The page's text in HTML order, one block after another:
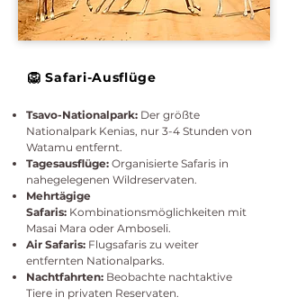
🦁 Safari-Ausflüge
Tsavo-Nationalpark: Der größte
Nationalpark Kenias, nur 3-4 Stunden von
Watamu entfernt.
Tagesausflüge: Organisierte Safaris in
nahegelegenen Wildreservaten.
Mehrtägige
Safaris: Kombinationsmöglichkeiten mit
Masai Mara oder Amboseli.
Air Safaris: Flugsafaris zu weiter
entfernten Nationalparks.
Nachtfahrten: Beobachte nachtaktive
Tiere in privaten Reservaten.